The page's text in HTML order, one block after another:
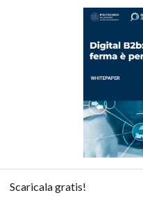
Scaricala gratis!